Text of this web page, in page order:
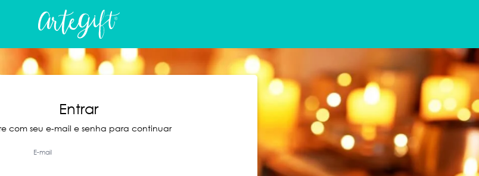
Entrar
com seu e-mail e senha para continuar
E-mail